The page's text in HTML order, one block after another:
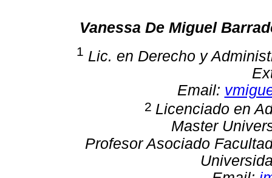
Vanessa De Miguel
1 Lic. en Derecho y
Email:
2 Licenciado en
Master
Profesor Asociado